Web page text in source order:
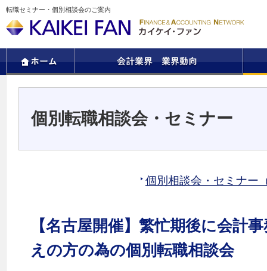
転職セミナー・個別相談会のご案内
個別転職相談会・セミナー
個別相談会・セミナー
【名古屋開催】繁忙期後に会計
えの方の為の個別転職相談会